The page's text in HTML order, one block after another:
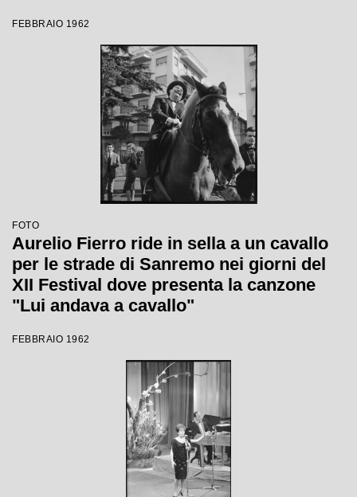
FEBBRAIO 1962
FOTO
Aurelio Fierro ride in sella a un cavallo
per le strade di Sanremo nei giorni del
XII Festival dove presenta la canzone
"Lui andava a cavallo"
FEBBRAIO 1962